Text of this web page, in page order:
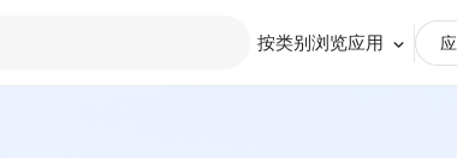
按类别浏览应用